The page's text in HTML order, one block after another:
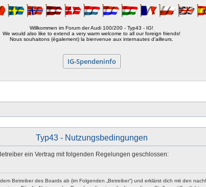
Willkommen im Forum der Audi 100/200 - Typ43 - IG!
We would also like to extend a very warm welcome to all our foreign friends!
Nous souhaitons (également) la bienvenue aux internautes d'ailleurs.
IG-Spendeninfo
Typ43 - Nutzungsbedingungen
ein Vertrag mit folgenden Regelungen geschlossen:
Betreiber des Boards ab (im Folgenden „Betreiber“) und erklärst dich mit den